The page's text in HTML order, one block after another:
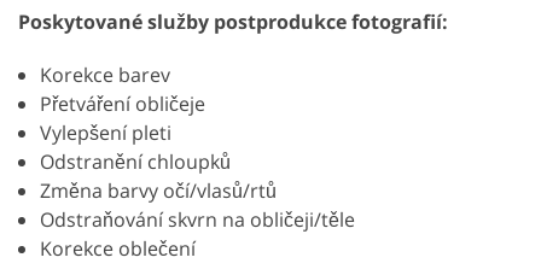
Poskytované služby postprodukce fotografií:
Korekce barev
Přetváření obličeje
Vylepšení pleti
Odstranění chloupků
Změna barvy očí/vlasů/rtů
Odstraňování skvrn na obličeji/těle
Korekce oblečení